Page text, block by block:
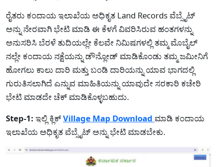
ರೈತರು ಕಂದಾಯ ಇಲಾಖೆಯ ಅಧಿಕೃತ Land Records ವೆಬ್ಸೈಟ್
ಅನ್ನು ನೇರವಾಗಿ ಭೇಟಿ ಮಾಡಿ ಈ ಕೆಳಗೆ ವಿವರಿಸಿರುವ ಹಂತಗಳನ್ನು
ಅನುಸರಿಸಿ ಬೆರಳೆ ತುದಿಯಲ್ಲೇ ಕೆಲವೇ ನಿಮಿಷಗಳಲ್ಲಿ ತಮ್ಮ ಮೊಬೈಲ್
ನಲ್ಲೇ ಕಂದಾಯ ನಕ್ಷೆಯನ್ನು ಡೌನ್ಲೋಡ್ ಮಾಡಿಕೊಂಡು ತಮ್ಮ ಜಮೀನಿಗೆ
ಹೋಗಲು ಕಾಲು ದಾರಿ ಮತ್ತು ಬಂಡಿ ದಾರಿಯನ್ನು ಯಾವ ಭಾಗದಲ್ಲಿ
ಗುರುತಿಸಲಾಗಿದೆ ಎನ್ನುವ ಮಾಹಿತಿಯನ್ನು ಯಾವುದೇ ಸರಕಾರಿ ಕಚೇರಿ
ಭೇಟಿ ಮಾಡದೇ ಚೆಕ್ ಮಾಡಿಕೊಳ್ಳಬಹುದು.
Step-1: ಇಲ್ಲಿ ಕ್ಲಿಕ್Village Map Download ಮಾಡಿ ಕಂದಾಯ
ಇಲಾಖೆಯ ಅಧಿಕೃತ ವೆಬ್ಸೈಟ್ ಅನ್ನು ಭೇಟಿ ಮಾಡಬೇಕು.